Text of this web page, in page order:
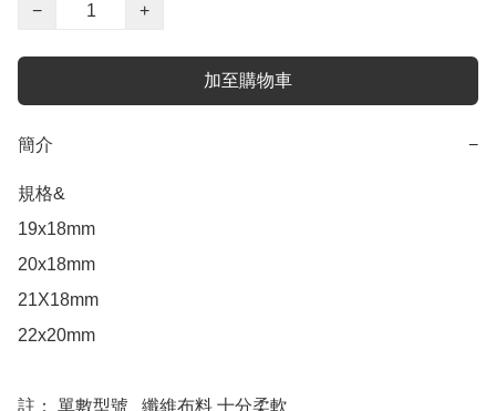
−
+
加至購物車
簡介 −
規格&
19x18mm
20x18mm
21X18mm
22x20mm
註： 單數型號   纖維布料 十分柔軟